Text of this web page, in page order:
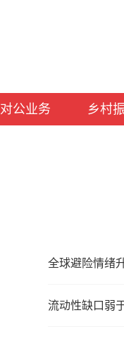
对公业务 乡村
全球避险情绪
流动性缺口弱